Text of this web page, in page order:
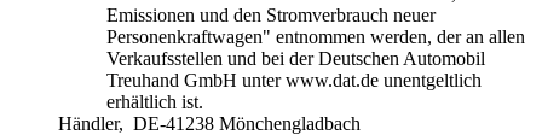
Emissionen und den Stromverbrauch neuer
Personenkraftwagen" entnommen werden, der an allen
Verkaufsstellen und bei der Deutschen Automobil
Treuhand GmbH unter www.dat.de unentgeltlich
erhältlich ist.
Händler, DE-41238 Mönchengladbach